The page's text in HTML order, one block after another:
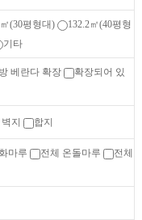
(30평형대)
132.2㎡(40평형
기타
베란다 확장
확장되어 있
지 합지
마루 전체 온돌마루
전체